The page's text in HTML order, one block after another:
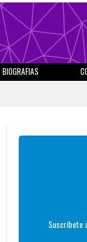
BIOGRAFIAS
Suscríbete